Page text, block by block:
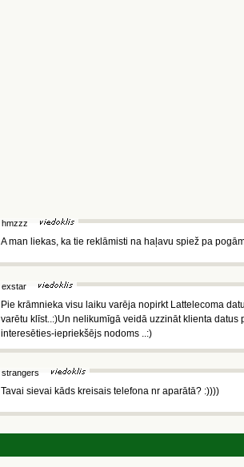
hmzzz
A man liekas, ka tie reklāmisti na haļavu spiež pa
exstar
Pie krāmnieka visu laiku varēja nopirkt Lattelecoma
varētu klīst..:)Un nelikumīgā veidā uzzināt klienta
interesēties-iepriekšējs nodoms ..:)
strangers
Tavai sievai kāds kreisais telefona nr aparātā? :))))